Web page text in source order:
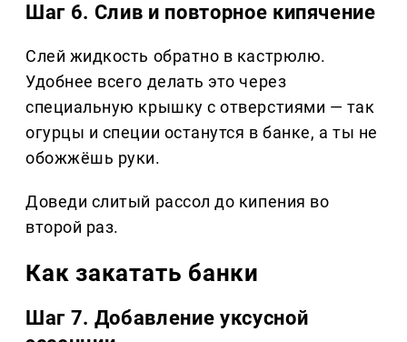
Шаг 6. Слив и повторное кипячение
Слей жидкость обратно в кастрюлю.
Удобнее всего делать это через
специальную крышку с отверстиями — так
огурцы и специи останутся в банке, а ты не
обожжёшь руки.
Доведи слитый рассол до кипения во
второй раз.
Как закатать банки
Шаг 7. Добавление уксусной